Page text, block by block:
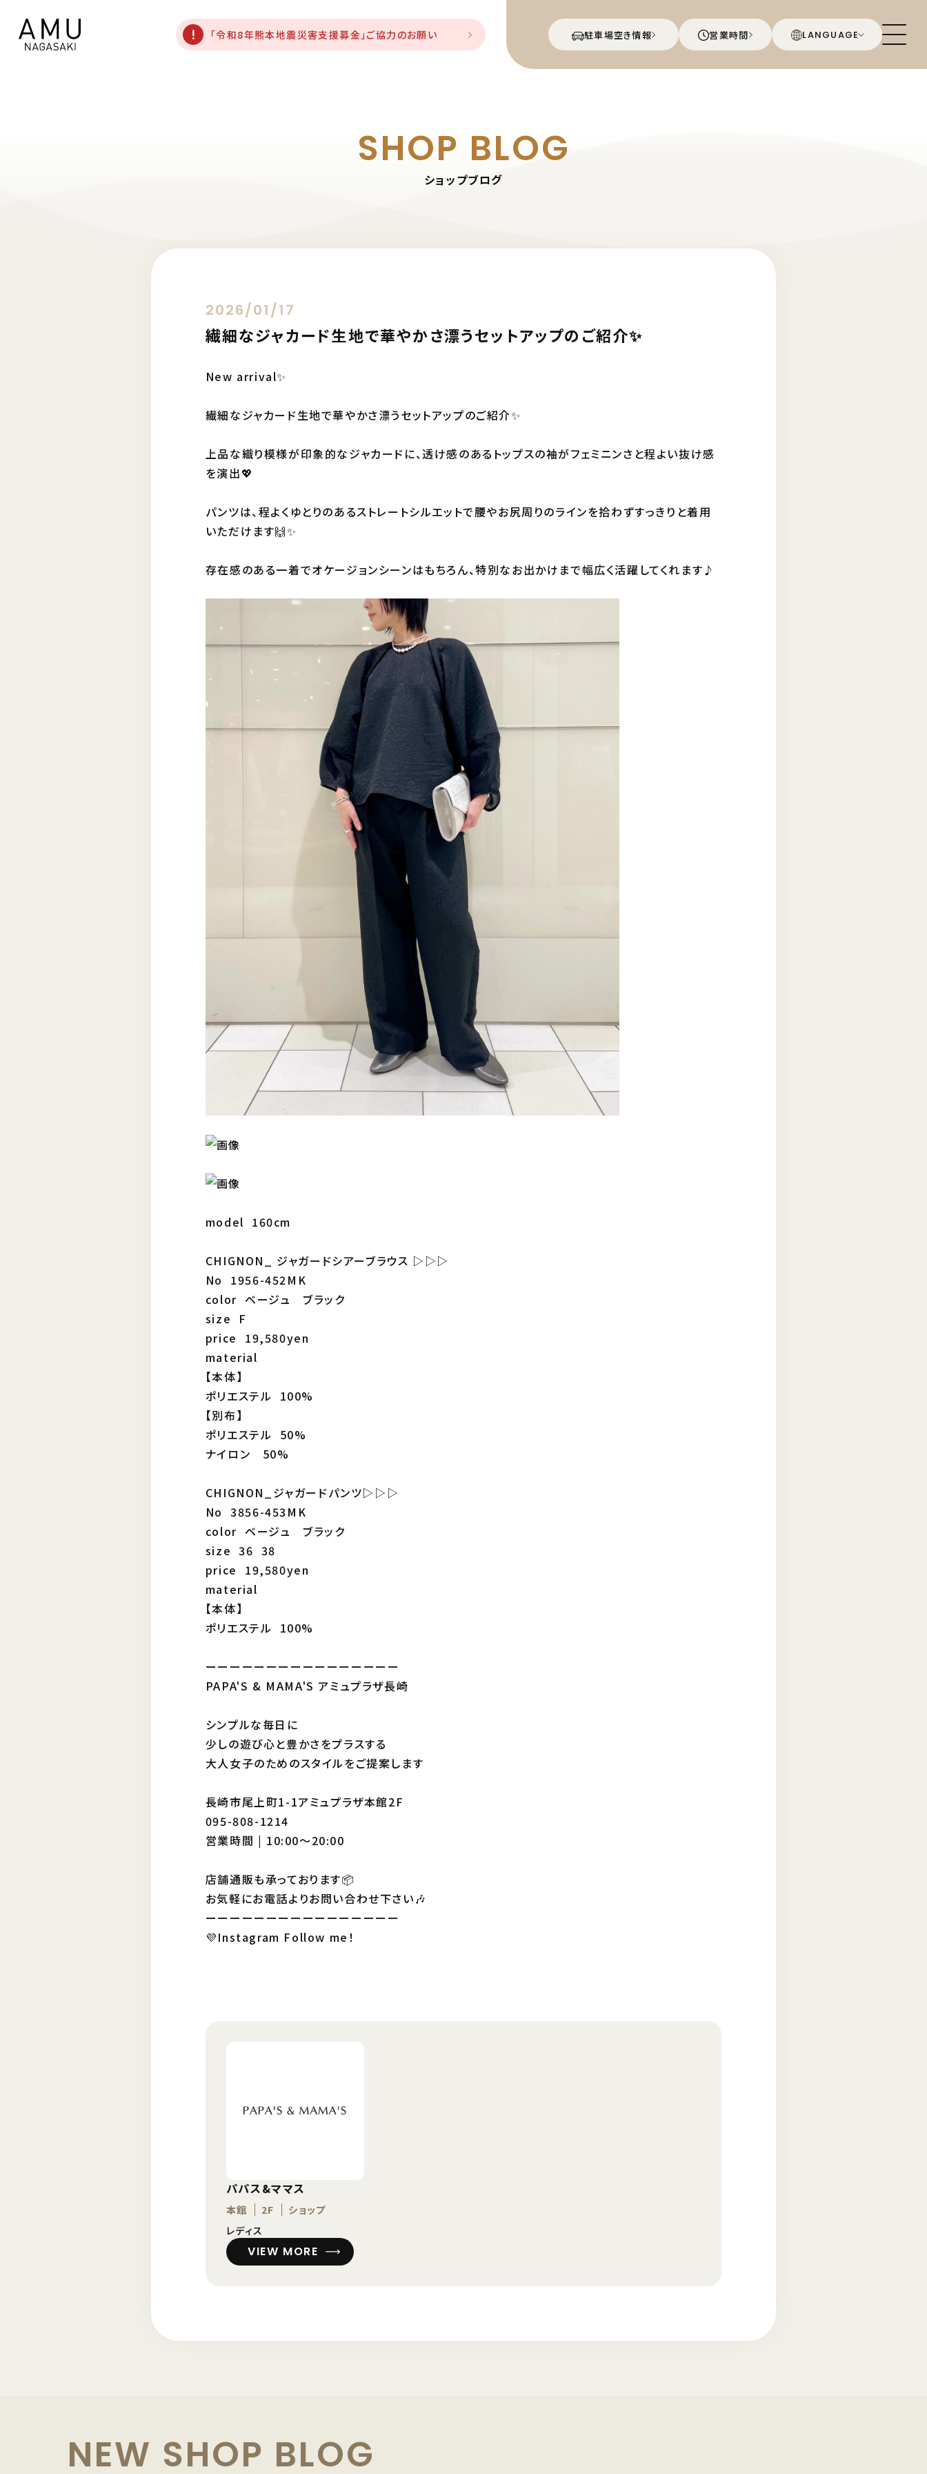
駐車場空き情報 営業時間 LANGUAGE
「令和8年熊本地震災害支援募金」ご協力のお願い
SHOP BLOG
ショップブログ
2026/01/17
繊細なジャカード生地で華やかさ漂うセットアップのご紹介✨️
New arrival✨️
繊細なジャカード生地で華やかさ漂うセットアップのご紹介✨️
上品な織り模様が印象的なジャカードに、透け感のあるトップスの袖がフェミニンさと程よい抜け感
を演出💖
パンツは、程よくゆとりのあるストレートシルエットで腰やお尻周りのラインを拾わずすっきりと着用
いただけます🙌✨
存在感のある一着でオケージョンシーンはもちろん、特別なお出かけまで幅広く活躍してくれます♪
model 160cm
CHIGNON_ ジャガードシアーブラウス ▷▷▷
No 1956-452MK
color ベージュ ブラック
size F
price 19,580yen
material
【本体】
ポリエステル 100%
【別布】
ポリエステル 50%
ナイロン 50%
CHIGNON_ジャガードパンツ▷▷▷
No 3856-453MK
color ベージュ ブラック
size 36 38
price 19,580yen
material
【本体】
ポリエステル 100%
ーーーーーーーーーーーーーーーー
PAPA'S & MAMA'S アミュプラザ長崎
シンプルな毎日に
少しの遊び心と豊かさをプラスする
大人女子のためのスタイルをご提案します
長崎市尾上町1-1アミュプラザ本館2F
095-808-1214
営業時間 | 10:00〜20:00
店舗通販も承っております📦
お気軽にお電話よりお問い合わせ下さい🎶
ーーーーーーーーーーーーーーーー
💜Instagram Follow me！
パパス&ママス
本館 2F
ショップ
レディス
VIEW MORE
NEW SHOP BLOG